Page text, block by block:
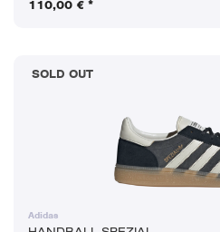
110,00 € *
SOLD OUT
Adidas